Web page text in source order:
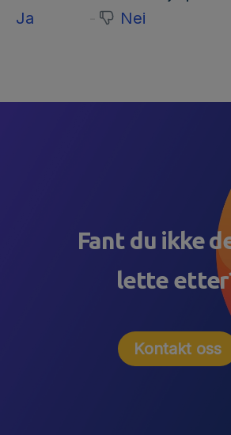
Ja
Nei
Fant du ikke
lette
Kontakt oss